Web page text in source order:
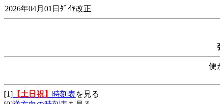
2026年04月01日ﾀﾞｲﾔ改正
便
[1] 【土日祝】 時刻表を見る